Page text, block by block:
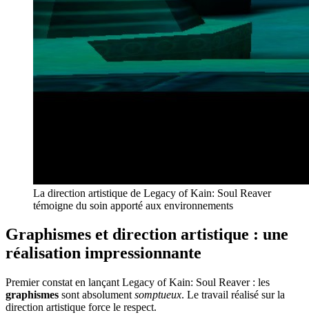
La direction artistique de Legacy of Kain: Soul Reaver
témoigne du soin apporté aux environnements
Graphismes et direction artistique : une
réalisation impressionnante
Premier constat en lançant Legacy of Kain: Soul Reaver : les
graphismes sont absolument somptueux. Le travail réalisé sur la
direction artistique force le respect.